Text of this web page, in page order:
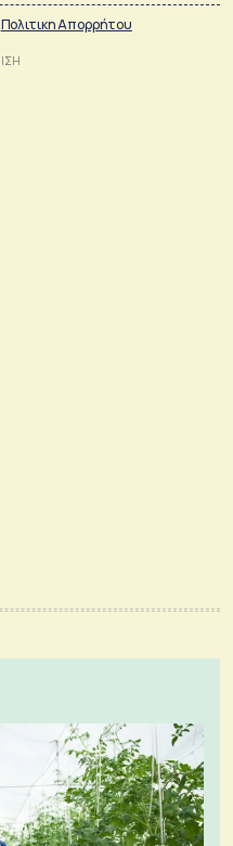
Πολιτικη Απορρήτου